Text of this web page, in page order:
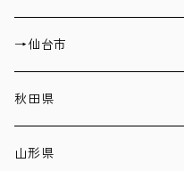
→仙台市
秋田県
山形県